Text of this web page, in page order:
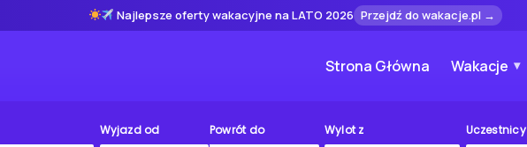
Najlepsze oferty wakacyjne na LATO 2026 Przejdź do wakacje.pl →
Strona Główna Wakacje
Wyjazd od Powrót do Wylot z Uczestnicy